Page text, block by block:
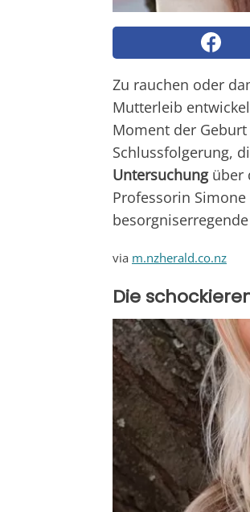
Zu rauchen oder
Mutterleib
Moment der
Schlussfolgerung,
Untersuchungüber
Professorin
via m.nzherald.co.nz
Die